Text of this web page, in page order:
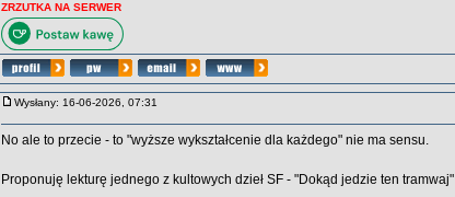
ZRZUTKA NA SERWER
Wysłany: 16-06-2026, 07:31
No ale to przecie - to "wyższe wykształcenie dla każdego" nie ma sensu.
Proponuję lekturę jednego z kultowych dzieł SF - "Dokąd jedzie ten tramwaj"